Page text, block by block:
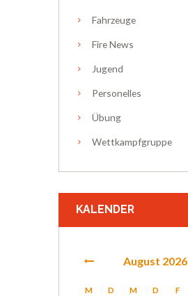
Fahrzeuge
Fire News
Jugend
Personelles
Übung
Wettkampfgruppe
KALENDER
August 2026
M D M D F